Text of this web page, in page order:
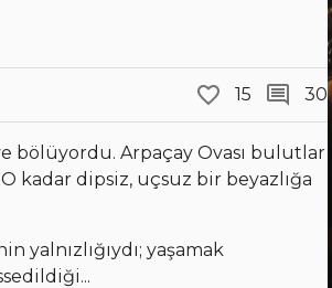
15 30
bölüyordu. Arpaçay Ovası bulutlar
kadar dipsiz, uçsuz bir beyazlığa
yaşamak